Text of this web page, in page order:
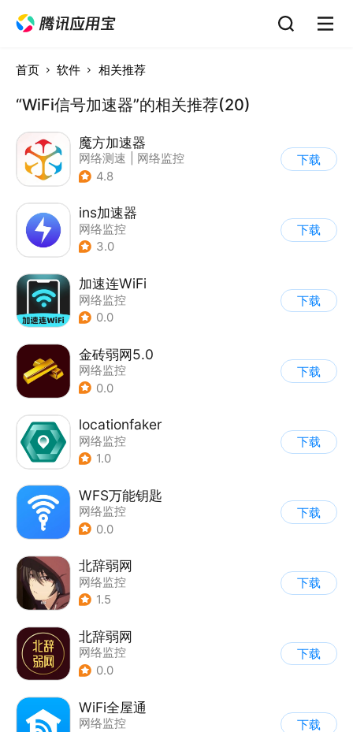
首页 软件 相关推荐
“WiFi信号加速器”的相关推荐(20)
魔方加速器
网络测速
网络监控
4.8
下载
ins加速器
网络监控
3.0
下载
加速连WiFi
网络监控
0.0
下载
金砖弱网5.0
网络监控
0.0
下载
locationfaker
网络监控
1.0
下载
WFS万能钥匙
网络监控
0.0
下载
北辞弱网
网络监控
1.5
下载
北辞弱网
网络监控
0.0
下载
WiFi全屋通
网络监控
下载